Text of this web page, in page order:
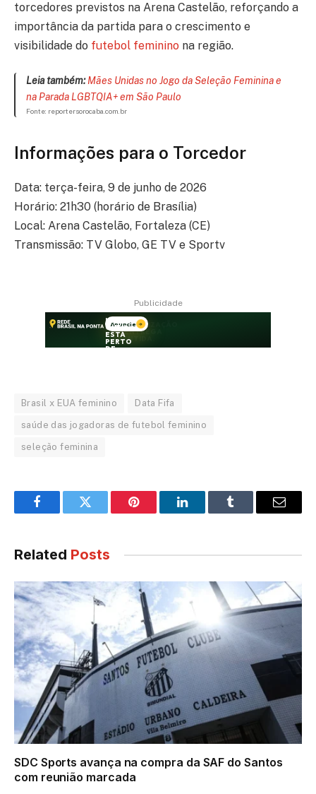
torcedores previstos na Arena Castelão, reforçando a
importância da partida para o crescimento e
visibilidade do futebol feminino na região.
Leia também: Mães Unidas no Jogo da Seleção Feminina e
na Parada LGBTQIA+ em São Paulo
Fonte: reportersorocaba.com.br
Informações para o Torcedor
Data: terça-feira, 9 de junho de 2026
Horário: 21h30 (horário de Brasília)
Local: Arena Castelão, Fortaleza (CE)
Transmissão: TV Globo, GE TV e Sportv
Publicidade
Brasil x EUA feminino Data Fifa
saúde das jogadoras de futebol feminino
seleção feminina
FacebookTwitter Pinterest LinkedInTumblr Email
Related Posts
SDC Sports avança na compra da SAF do Santos
com reunião marcada